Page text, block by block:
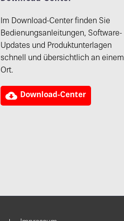
Im Download-Center finden Sie
Bedienungsanleitungen, Software-
Updates und Produktunterlagen
schnell und übersichtlich an einem
Ort.
 Download-Center